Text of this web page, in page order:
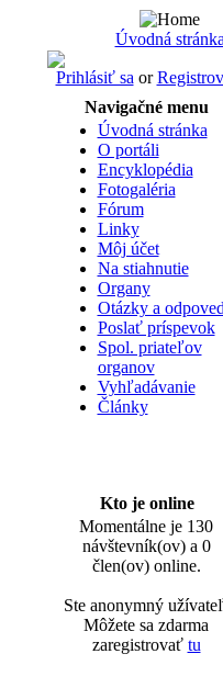
Úvodná stránka
Prihlásiť sa or
Navigačné menu
Úvodná stránka
O portáli
Encyklopédia
Fotogaléria
Fórum
Linky
Môj účet
Na stiahnutie
Organy
Otázky a
Poslať príspevok
Spol. priateľov
organov
Vyhľadávanie
Články
Kto je online
Momentálne je 130
návštevník(ov) a 0
člen(ov) online.
Ste anonymný
Môžete sa zdarma
zaregistrovať tu